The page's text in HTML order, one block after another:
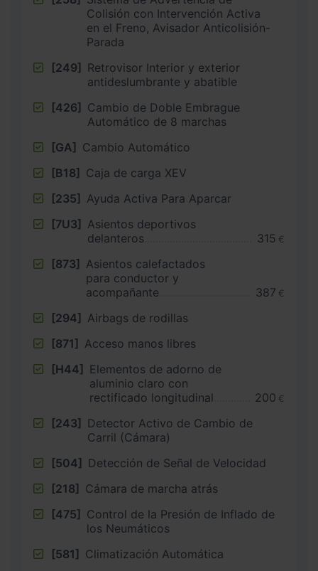
Colisión con Intervención Activa
en el Freno, Avisador Anticolisión-
Parada
[249] Retrovisor Interior y exterior
antideslumbrante y abatible
[426] Cambio de Doble Embrague
Automático de 8 marchas
[GA] Cambio Automático
[B18] Caja de carga XEV
[235] Ayuda Activa Para Aparcar
[7U3] Asientos deportivos
delanteros
315 €
[873] Asientos calefactados
para conductor y
acompañante
387 €
[294] Airbags de rodillas
[871] Acceso manos libres
[H44] Elementos de adorno de
aluminio claro con
rectificado longitudinal
200 €
[243] Detector Activo de Cambio de
Carril (Cámara)
[504] Detección de Señal de Velocidad
[218] Cámara de marcha atrás
[475] Control de la Presión de Inflado de
los Neumáticos
[581] Climatización Automática